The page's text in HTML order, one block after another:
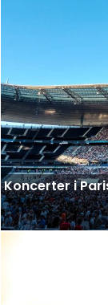
Koncerter i